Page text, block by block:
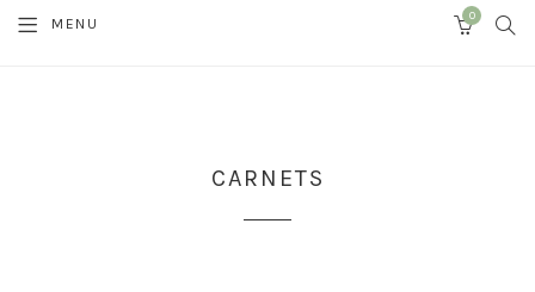
MENU 0
CARNETS